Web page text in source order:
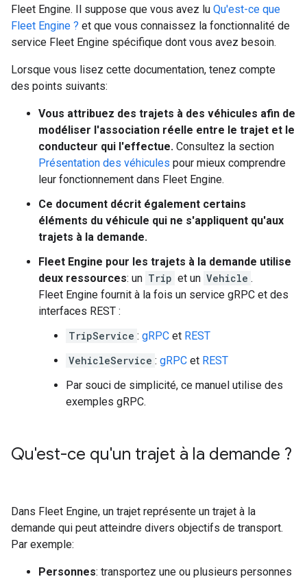
Fleet Engine. Il suppose que vous avez lu Qu'est-ce que
Fleet Engine ? et que vous connaissez la fonctionnalité de
service Fleet Engine spécifique dont vous avez besoin.
Lorsque vous lisez cette documentation, tenez compte
des points suivants:
Vous attribuez des trajets à des véhicules afin de
modéliser l'association réelle entre le trajet et le
conducteur qui l'effectue. Consultez la section
Présentation des véhicules pour mieux comprendre
leur fonctionnement dans Fleet Engine.
Ce document décrit également certains
éléments du véhicule qui ne s'appliquent qu'aux
trajets à la demande.
Fleet Engine pour les trajets à la demande utilise
deux ressources: un Trip et un Vehicle .
Fleet Engine fournit à la fois un service gRPC et des
interfaces REST :
TripService : gRPC et REST
VehicleService : gRPC et REST
Par souci de simplicité, ce manuel utilise des
exemples gRPC.
Qu'est-ce qu'un trajet à la demande ?
Dans Fleet Engine, un trajet représente un trajet à la
demande qui peut atteindre divers objectifs de transport.
Par exemple:
Personnes: transportez une ou plusieurs personnes